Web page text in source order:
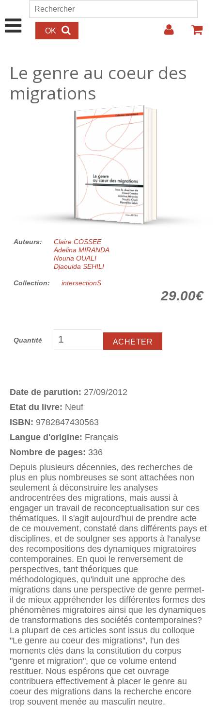
Aller au contenu principal
Formulaire de recherche
Rechercher
Le genre au coeur des
migrations
29.00€
Auteurs:
Claire COSSEE
Adelina MIRANDA
Nouria OUALI
Djaouida SEHILI
Collection: intersectionS
29.00€
Quantité
Date de parution: 27/09/2012
Etat du livre: Neuf
ISBN: 9782847430563
Langue d'origine: Français
Nombre de pages: 336
Depuis plusieurs décennies, des recherches de
plus en plus nombreuses se sont attachées non
seulement à déconstruire les analyses
androcentrées des migrations, mais aussi à
engager un travail de reconceptualisation sur ces
thématiques. Il s'agit aujourd'hui de prendre acte
de ce mouvement, constaté dans différents pays et
disciplines, et de soulgner ses apports à l'analyse
des recompositions des dynamiques migratoires
contemporaines. En quoi le renversement de
perspectives, tant théoriques que
méthodologiques, qu'induit une approche des
migrations dans une perspective de genre permet-
il de mieux appréhender les différentes formes des
phénomènes migratoires ainsi que les dynamiques
de transformations des sociétés contemporaines?
La plupart de ces articles sont issus du colloque
"Le genre au coeur des migrations", l'un des
moments clés dans la constitution du corpus
"genre et migration", que ce volume entend
restituer. Nous espérons que cet ouvrage
contribuera effectivement à placer le genre au
coeur des migrations dans la recherche encore
trop souvent menée au masculin neutre.